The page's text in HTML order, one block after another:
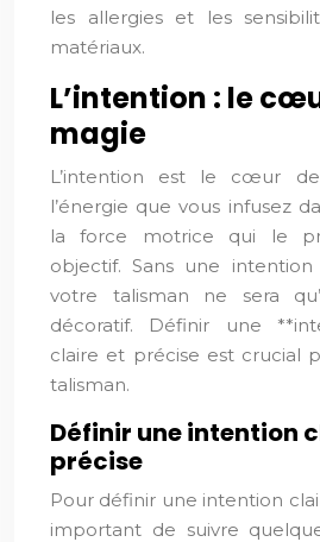
les allergies et les
matériaux.
L’intention : le
magie
L’intention est le cœur
l’énergie que vous infusez
la force motrice qui le
objectif. Sans une
votre talisman ne sera
décoratif. Définir une
claire et précise est crucial
talisman.
Définir une intention
précise
Pour définir une intention
important de suivre